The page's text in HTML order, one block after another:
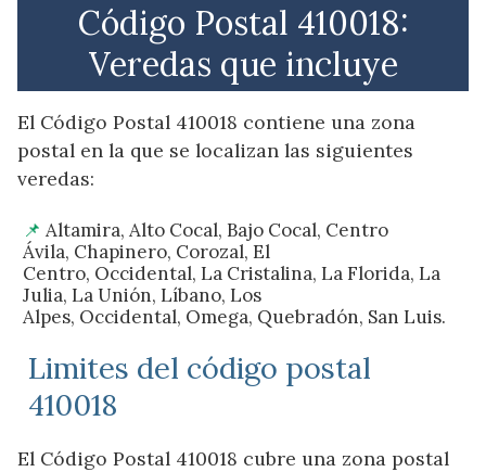
Código Postal 410018:
Veredas que incluye
El Código Postal 410018 contiene una zona
postal en la que se localizan las siguientes
veredas:
Altamira, Alto Cocal, Bajo Cocal, Centro
Ávila, Chapinero, Corozal, El
Centro, Occidental, La Cristalina, La Florida, La
Julia, La Unión, Líbano, Los
Alpes, Occidental, Omega, Quebradón, San Luis.
Limites del código postal
410018
El Código Postal 410018 cubre una zona postal